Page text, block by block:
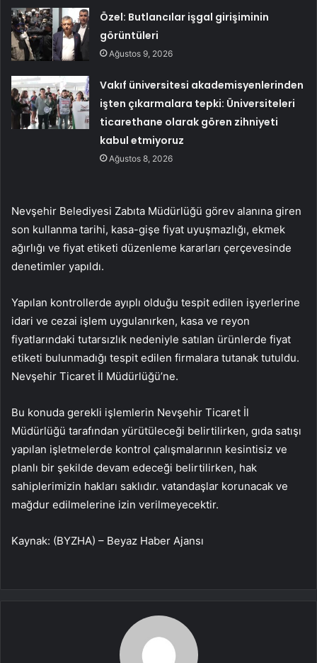
Özel: Butlancılar işgal girişiminin
görüntüleri
Ağustos 9, 2026
Vakıf üniversitesi akademisyenlerinden
işten çıkarmalara tepki: Üniversiteleri
ticarethane olarak gören zihniyeti
kabul etmiyoruz
Ağustos 8, 2026
Nevşehir Belediyesi Zabıta Müdürlüğü görev alanına giren
son kullanma tarihi, kasa-gişe fiyat uyuşmazlığı, ekmek
ağırlığı ve fiyat etiketi düzenleme kararları çerçevesinde
denetimler yapıldı.
Yapılan kontrollerde ayıplı olduğu tespit edilen işyerlerine
idari ve cezai işlem uygulanırken, kasa ve reyon
fiyatlarındaki tutarsızlık nedeniyle satılan ürünlerde fiyat
etiketi bulunmadığı tespit edilen firmalara tutanak tutuldu.
Nevşehir Ticaret İl Müdürlüğü’ne.
Bu konuda gerekli işlemlerin Nevşehir Ticaret İl
Müdürlüğü tarafından yürütüleceği belirtilirken, gıda satışı
yapılan işletmelerde kontrol çalışmalarının kesintisiz ve
planlı bir şekilde devam edeceği belirtilirken, hak
sahiplerimizin hakları saklıdır. vatandaşlar korunacak ve
mağdur edilmelerine izin verilmeyecektir.
Kaynak: (BYZHA) – Beyaz Haber Ajansı